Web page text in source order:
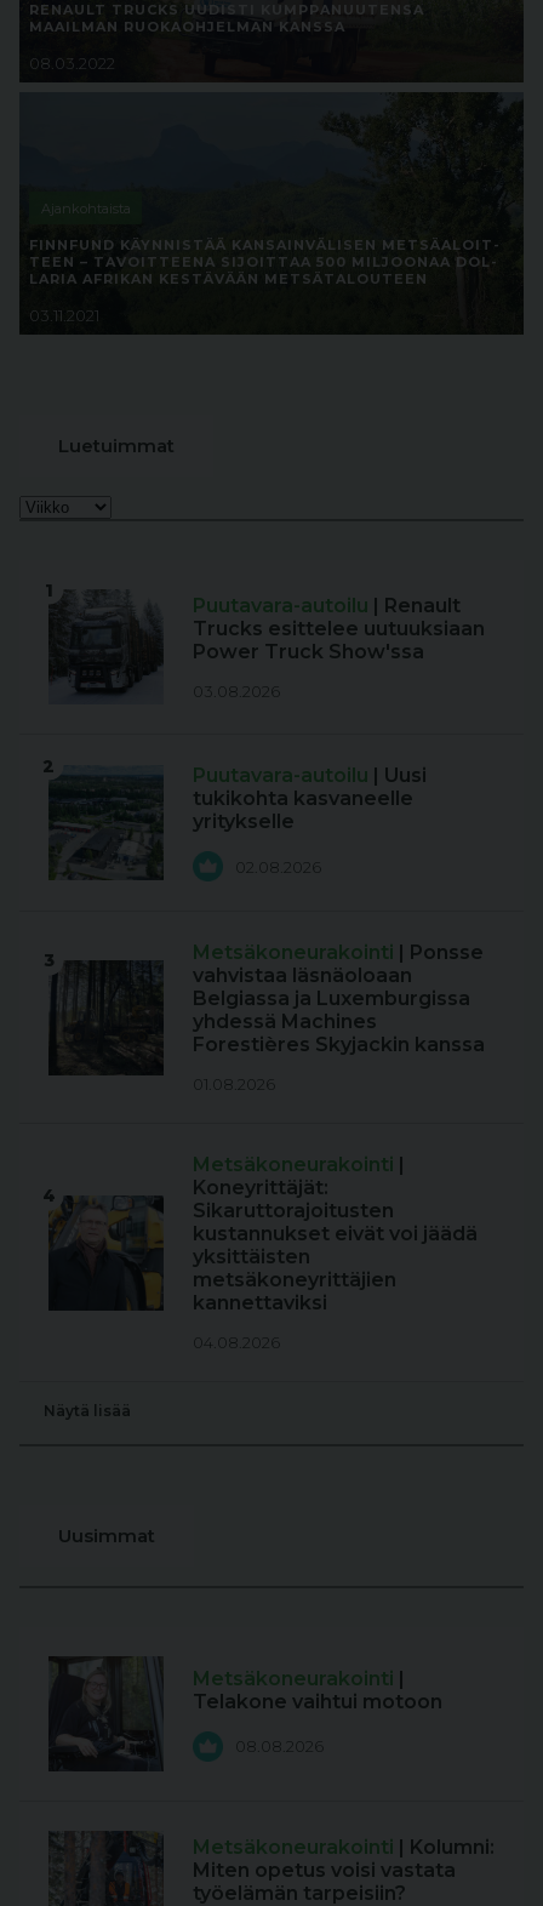
RENAULT TRUCKS UUDISTI KUMPPANUUTENSA
MAAILMAN RUOKAOHJELMAN KANSSA
08.03.2022
Ajankohtaista
FINN­FUND KÄYN­NIS­TÄÄ KAN­SAIN­VÄ­LI­SEN MET­SÄA­LOIT­
TEEN – TA­VOIT­TEE­NA SI­JOIT­TAA 500 MIL­JOO­NAA DOL­
LA­RIA AF­RI­KAN KES­TÄ­VÄÄN MET­SÄ­TA­LOU­TEEN
03.11.2021
Luetuimmat
1
Puutavara-autoilu | Renault
Trucks esittelee uutuuksiaan
Power Truck Show'ssa
03.08.2026
2 Puutavara-autoilu | Uusi
tukikohta kasvaneelle
yritykselle
02.08.2026
3 Metsäkoneurakointi | Ponsse
vahvistaa läsnäoloaan
Belgiassa ja Luxemburgissa
yhdessä Machines
Forestières Skyjackin kanssa
01.08.2026
4
Metsäkoneurakointi |
Koneyrittäjät:
Sikaruttorajoitusten
kustannukset eivät voi jäädä
yksittäisten
metsäkoneyrittäjien
kannettaviksi
04.08.2026
Näytä lisää
Uusimmat
Metsäkoneurakointi |
Telakone vaihtui motoon
08.08.2026
Metsäkoneurakointi | Kolumni:
Miten opetus voisi vastata
työelämän tarpeisiin?